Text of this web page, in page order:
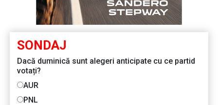
SONDAJ
Dacă duminică sunt alegeri anticipate cu ce partid
votați?
AUR
PNL